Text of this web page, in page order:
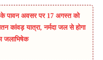
के पावन अवसर पर 17 अगस्त को
कांवड़ यात्रा, नर्मदा जल से होगा
जलाभिषेक